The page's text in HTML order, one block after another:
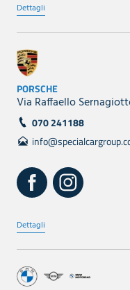
Dettagli
PORSCHE
Via Raffaello
070 241188
Dettagli